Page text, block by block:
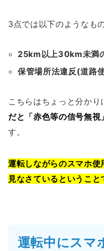
3点では以下のようなも
25km以上30km未満
保管場所法違反(道路
こちらはちょっと分か
だと「赤色等の信号無視」
す。
運転しながらのスマホ使
見なさているということ
運転中にスマ